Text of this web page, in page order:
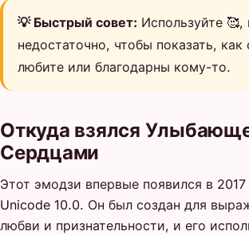
💡 Быстрый совет: Используйте 🥰,
недостаточно, чтобы показать, как
любите или благодарны кому-то.
Откуда взялся
Сердцами
Этот эмодзи впервые появился в 2017
Unicode 10.0. Он был создан для
любви и признательности, и его